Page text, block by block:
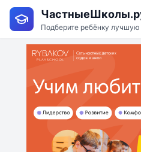
Подберите ребёнку